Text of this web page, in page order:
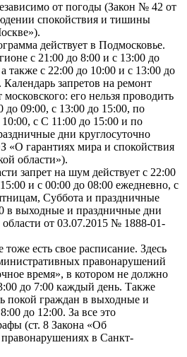
от погоды (Закон № 42 от
спокойствия и тишины
действует в Подмосковье.
с 21:00 до 8:00 и с 13:00 до
также с 22:00 до 10:00 и с 13:00 до
запретов на ремонт
московского: его нельзя проводить
до 09:00, с 13:00 до 15:00, по
с С 11:00 до 15:00 и по
дни круглосуточно
«О гарантиях мира и спокойствия
области»).
запрет на шум действует с 22:00
и с 00:00 до 08:00 ежедневно, с
Суббота и праздничные
в выходные и праздничные дни
от 03.07.2015 № 1888-01-
есть свое расписание. Здесь
правонарушений
время», в котором не должно
до 7:00 каждый день. Также
покой граждан в выходные и
до 12:00. За все это
(ст. 8 Закона «Об
в Санкт-